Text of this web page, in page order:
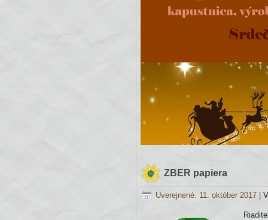
ZBER papiera
Uverejnené: 11. október 2017